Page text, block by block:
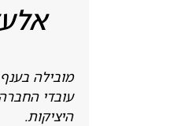
מובילה בענף
עובדי
היציקות.